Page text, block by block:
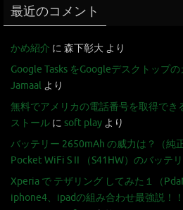
最近のコメント
かめ紹介 に 森下彰大 より
Google Tasks をGoogleデスクトップ
Jamaal より
無料でアメリカの電話番号を取得で
ストール に soft play より
バッテリー 2650mAh の威力は？（純
Pocket WiFi S II （S41HW）のバッテ
Xperia で テザリング してみた１（
iphone4、ipadの組み合わせ最強説！！